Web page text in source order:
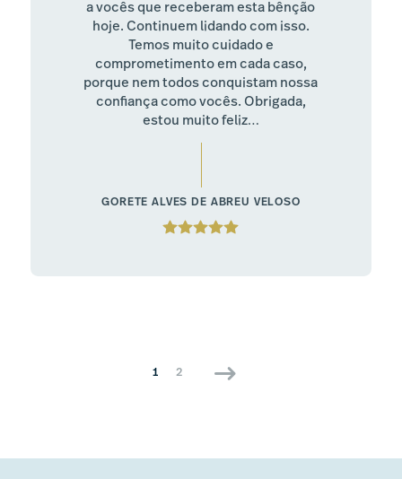
a vocês que receberam esta bênção
hoje. Continuem lidando com isso.
Temos muito cuidado e
comprometimento em cada caso,
porque nem todos conquistam nossa
confiança como vocês. Obrigada,
estou muito feliz…
GORETE ALVES DE ABREU VELOSO
1 2